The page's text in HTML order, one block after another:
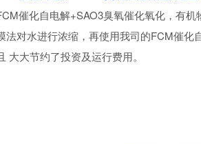
催化自电解+SAO3臭氧催化氧化，有
法对水进行浓缩，再使用我司的FCM催
大大节约了投资及运行费用。